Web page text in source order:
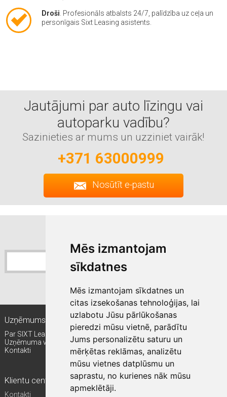
Mēs izmantojam
sīkdatnes
Mēs izmantojam sīkdatnes un
citas izsekošanas tehnoloģijas, lai
uzlabotu Jūsu pārlūkošanas
pieredzi mūsu vietnē, parādītu
Jums personalizētu saturu un
mērķētas reklāmas, analizētu
mūsu vietnes datplūsmu un
saprastu, no kurienes nāk mūsu
apmeklētāji.
Droši . Profesionāls atbalsts 24/7, palīdzība uz ceļa un
personīgais Sixt Leasing asistents.
Jautājumi par auto līzingu vai
autoparku vadību?
Sazinieties ar mums un uzziniet vairāk!
+371 63000999
Nosūtīt e-pastu
Sixt jaunumu saņemšana
Pierakstīties
Uzņēmums
Par SIXT Leasing
Uzņēmuma vadība
Kontakti
Kam ir piemērots līzings?
Mazie un vidējie uzņēmumi (MVU)
Lielie autoparki
Starptautiskie klienti
Valsts pārvalde
Klientu centrs
Kontakti
Citi SIXT pakalpojumi